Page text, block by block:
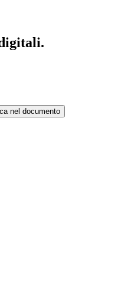
nel documento